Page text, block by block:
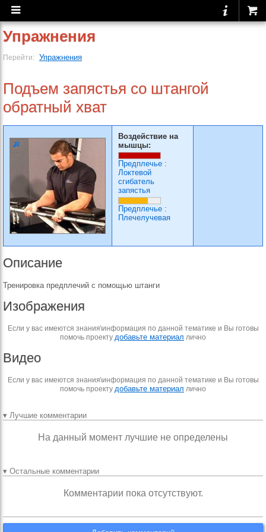
Упражнения
Перейти: Упражнения
Подъем запястья со штангой
обратный хват
Воздействие на
мышцы:
Предплечье :
Локтевой
сгибатель
запястья
Предплечье :
Плечелучевая
Описание
Тренировка предплечий с помощью штанги
Изображения
Если у вас имеются знания\информация по данной тематике и Вы готовы
помочь проекту добавьте материал лично
Видео
Если у вас имеются знания\информация по данной тематике и Вы готовы
помочь проекту добавьте материал лично
▾ Лучшие комментарии
На данный момент лучшие не определены
▾ Остальные комментарии
Комментарии пока отсутствуют.